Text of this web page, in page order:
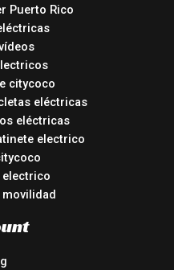
Puerto Rico
citycoco
eléctricas
eléctricas
electrico